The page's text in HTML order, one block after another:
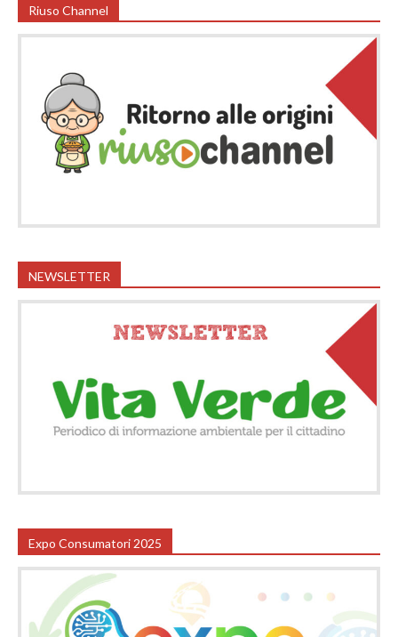
Riuso Channel
NEWSLETTER
Expo Consumatori 2025